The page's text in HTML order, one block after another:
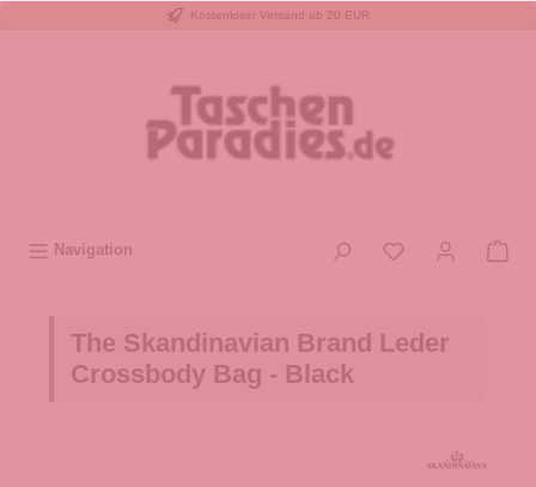
Kostenloser Versand ab 20 EUR
Navigation
The Skandinavian Brand Leder
Crossbody Bag - Black